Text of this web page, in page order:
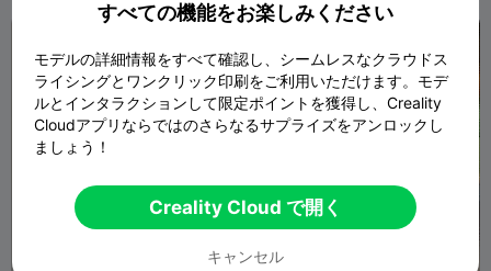
すべての機能をお楽しみください
モデルの詳細情報をすべて確認し、シームレスなクラウドス
ライシングとワンクリック印刷をご利用いただけます。モデ
ルとインタラクションして限定ポイントを獲得し、Creality
Cloudアプリならではのさらなるサプライズをアンロックし
ましょう！
Creality Cloud で開く
キャンセル